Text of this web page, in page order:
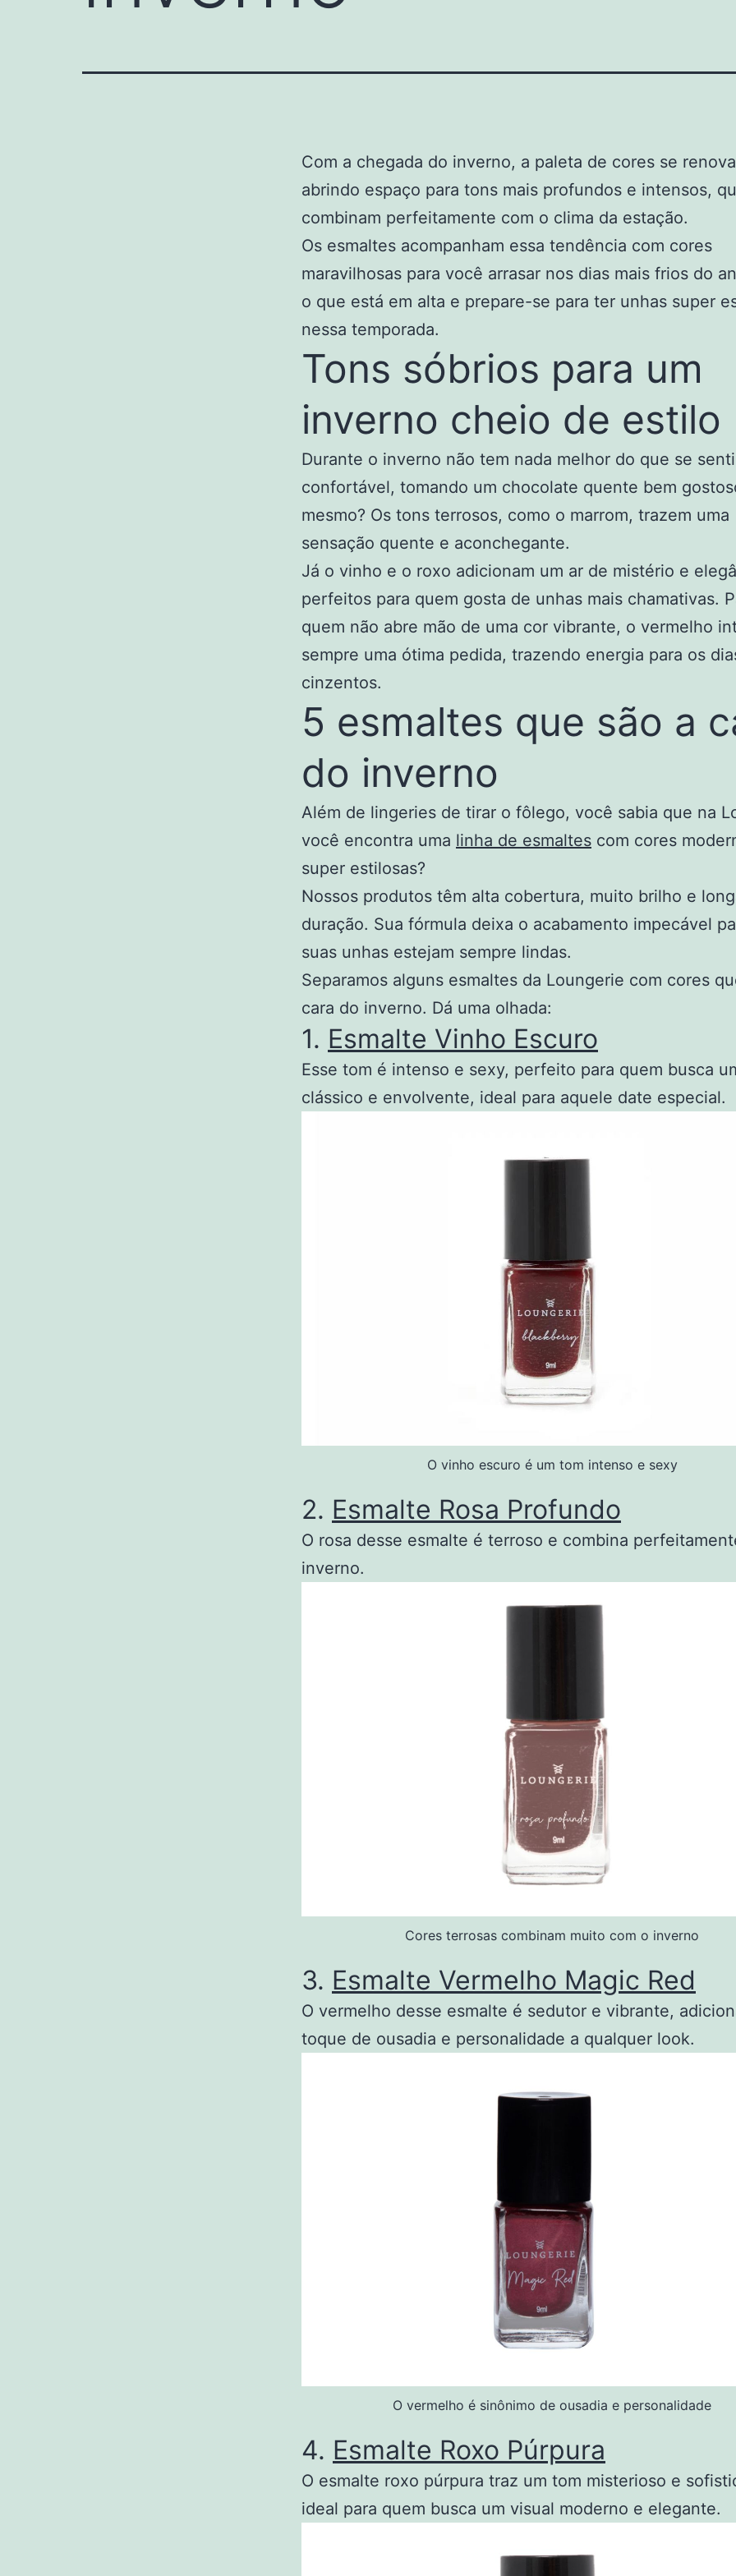
Com a chegada do inverno, a paleta de cores se
abrindo espaço para tons mais profundos e intensos,
combinam perfeitamente com o clima da estação.
Os esmaltes acompanham essa tendência com cores
maravilhosas para você arrasar nos dias mais frios do
o que está em alta e prepare-se para ter unhas super
nessa temporada.
Tons sóbrios para um
inverno cheio de estilo
Durante o inverno não tem nada melhor do que se
confortável, tomando um chocolate quente bem
mesmo? Os tons terrosos, como o marrom, trazem uma
sensação quente e aconchegante.
Já o vinho e o roxo adicionam um ar de mistério e
perfeitos para quem gosta de unhas mais chamativas.
quem não abre mão de uma cor vibrante, o vermelho
sempre uma ótima pedida, trazendo energia para os
cinzentos.
5 esmaltes que são a
do inverno
Além de lingeries de tirar o fôlego, você sabia que na
você encontra uma linha de esmaltes com cores
super estilosas?
Nossos produtos têm alta cobertura, muito brilho e
duração. Sua fórmula deixa o acabamento impecável
suas unhas estejam sempre lindas.
Separamos alguns esmaltes da Loungerie com cores
cara do inverno. Dá uma olhada:
1. Esmalte Vinho Escuro
Esse tom é intenso e sexy, perfeito para quem busca
clássico e envolvente, ideal para aquele date especial.
O vinho escuro é um tom intenso e sexy
2. Esmalte Rosa Profundo
O rosa desse esmalte é terroso e combina
inverno.
Cores terrosas combinam muito com o inverno
3. Esmalte Vermelho Magic Red
O vermelho desse esmalte é sedutor e vibrante,
toque de ousadia e personalidade a qualquer look.
O vermelho é sinônimo de ousadia e personalidade
4. Esmalte Roxo Púrpura
O esmalte roxo púrpura traz um tom misterioso e
ideal para quem busca um visual moderno e elegante.